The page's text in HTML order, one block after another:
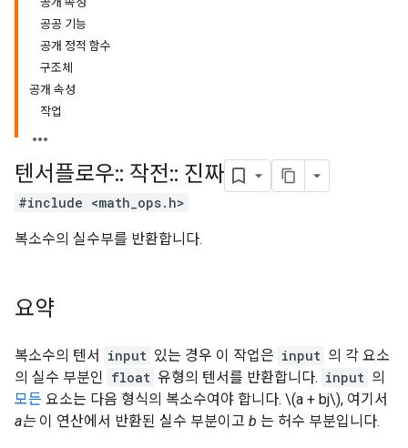
공공 기능
공개 정적 함수
구조체
공개 속성
작업
텐서플로우:: 작전:: 진짜
#include <math_ops.h>
복소수의 실수부를 반환합니다.
요약
복소수의 텐서 input 있는 경우 이 작업은 input 의 각 요소
의 실수 부분인 float 유형의 텐서를 반환합니다. input 의
모든 요소는 다음 형식의 복소수여야 합니다. \(a + bj\), 여기서
a는이 연산에서 반환된 실수 부분이고 b 는 허수 부분입니다.